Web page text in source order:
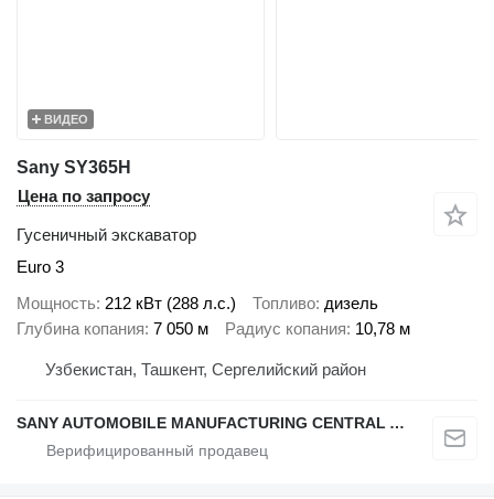
ВИДЕО
Sany SY365H
Цена по запросу
Гусеничный экскаватор
Euro 3
Мощность 212 кВт (288 л.с.) Топливо дизель
Глубина копания 7 050 м Радиус копания 10,78 м
Узбекистан, Ташкент, Сергелийский район
SANY AUTOMOBILE MANUFACTURING CENTRAL ASIA